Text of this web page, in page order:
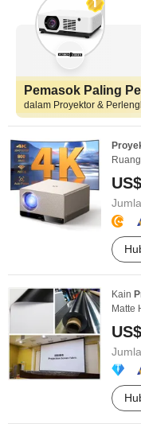
Pemasok Paling
dalam Proyektor &
Kain
Matte